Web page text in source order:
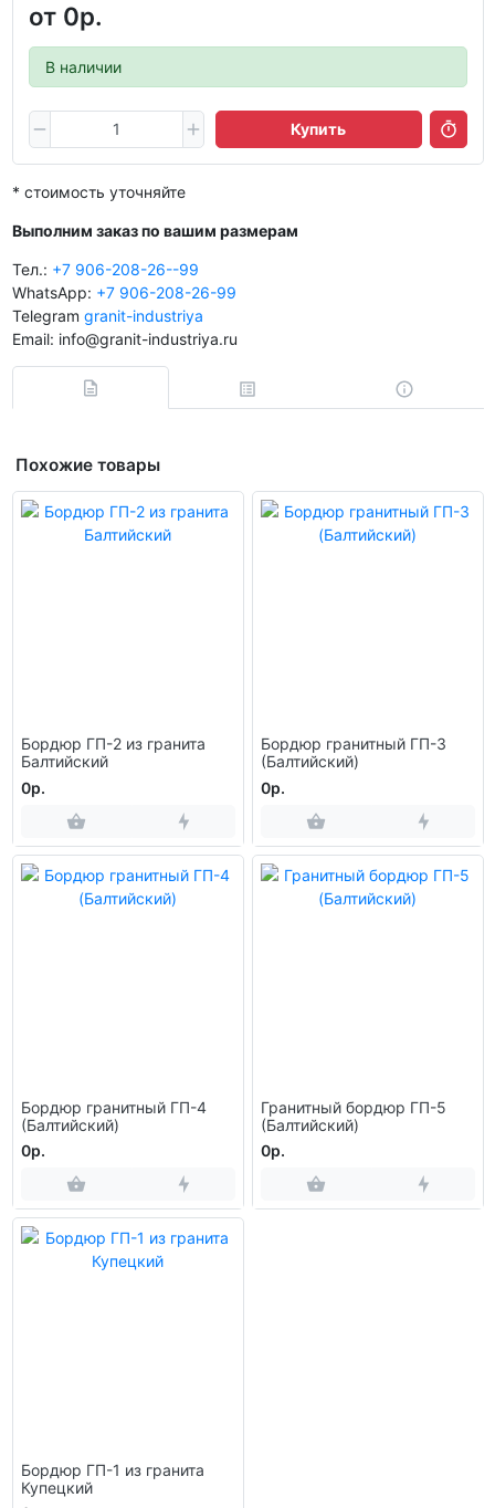
от 0р.
В наличии
Купить
* стоимость уточняйте
Выполним заказ по вашим размерам
Тел.: +7 906-208-26--99
WhatsApp: +7 906-208-26-99
Telegram granit-industriya
Email: info@granit-industriya.ru
Похожие товары
Бордюр ГП-2 из гранита
Балтийский
0р.
Бордюр гранитный ГП-3
(Балтийский)
0р.
Бордюр гранитный ГП-4
(Балтийский)
0р.
Гранитный бордюр ГП-5
(Балтийский)
0р.
Бордюр ГП-1 из гранита
Купецкий